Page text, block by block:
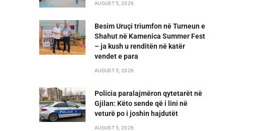
AUGUST 5, 2026
Besim Uruçi triumfon në Turneun e
Shahut në Kamenica Summer Fest
– ja kush u renditën në katër
vendet e para
AUGUST 5, 2026
Policia paralajmëron qytetarët në
Gjilan: Këto sende që i lini në
veturë po i joshin hajdutët
AUGUST 5, 2026